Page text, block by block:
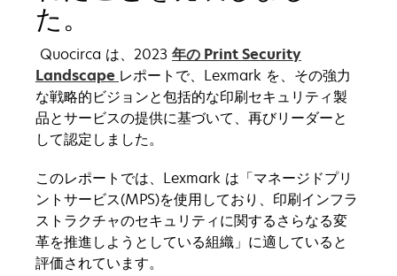
た。
Quocirca は、2023 年の Print Security
Landscape レポートで、Lexmark を、その強力
な戦略的ビジョンと包括的な印刷セキュリティ製
品とサービスの提供に基づいて、再びリーダーと
して認定しました。
このレポートでは、Lexmark は「マネージドプリ
ントサービス(MPS)を使用しており、印刷インフラ
ストラクチャのセキュリティに関するさらなる変
革を推進しようとしている組織」に適していると
評価されています。